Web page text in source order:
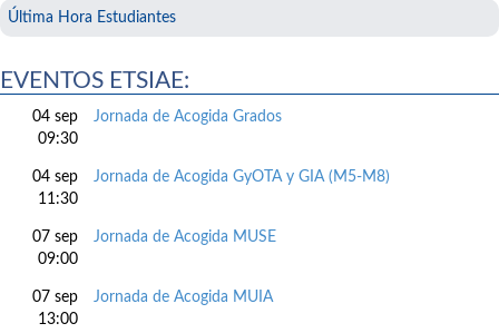
Última Hora Estudiantes
EVENTOS ETSIAE:
04 sep
09:30
Jornada de Acogida Grados
04 sep
11:30
Jornada de Acogida GyOTA y GIA (M5-M8)
07 sep
09:00
Jornada de Acogida MUSE
07 sep
13:00
Jornada de Acogida MUIA